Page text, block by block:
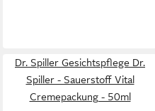
Dr. Spiller Gesichtspflege Dr.
Spiller - Sauerstoff Vital
Cremepackung - 50ml